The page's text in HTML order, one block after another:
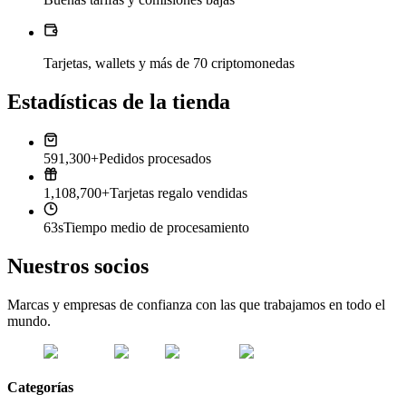
Tarjetas, wallets y más de 70 criptomonedas
Estadísticas de la tienda
591,300+Pedidos procesados
1,108,700+Tarjetas regalo vendidas
63sTiempo medio de procesamiento
Nuestros socios
Marcas y empresas de confianza con las que trabajamos en todo el
mundo.
Categorías